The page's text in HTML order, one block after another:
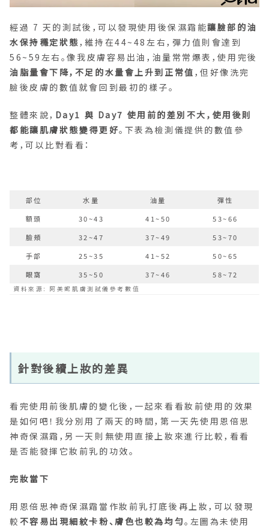
經過 7 天的測試後，可以發現使用後保濕霜能讓臉部的油
水保持穩定狀態 ，維持在44~48左右，彈力值則會達到
56~59左右。像我皮膚容易出油，油量常常爆表，使用完後
油脂量會下降，不足的水量會上升到正常值 ，但好像洗完
臉後皮膚的數值就會回到最初的樣子。
整體來說， Day1 與 Day7 使用前的差別不大，使用後則
都能讓肌膚狀態變得更好。下表為檢測儀提供的數值參
考，可以比對看看：
部位 水量 油量
彈性
額頭
30~43 41~50
53~66
臉頰
32~47 37~49
53~70
手部
25~35 41~52
50~65
眼窩
35~50 37~46 58~72
資料來源: 阿美妮肌膚測試儀參考數值
針對後續上妝的差異
看完使用前後肌膚的變化後，一起來看看妝前使用的效果
是如何吧！我分別用了兩天的時間，第一天先使用 恩倍思
神奇保濕霜，另一天則無使用直接上妝來進行比較，看看
是否能發揮它妝前乳的功效。
完妝當下
用恩倍思神奇保濕霜當作妝前乳打底後再上妝，可以發現
較 不容易出現細紋卡粉、膚色也較為均勻。左圖為未使用